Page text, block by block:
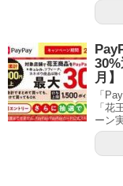
月】
「
「花
ーン